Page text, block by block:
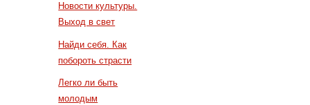
Новости культуры.
Выход в свет
Найди себя. Как
побороть страсти
Легко ли быть
молодым